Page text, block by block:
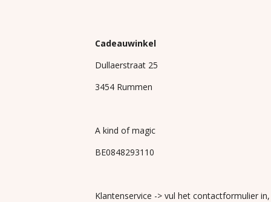
Cadeauwinkel
Dullaerstraat 25
3454 Rummen
A kind of magic
BE0848293110
Klantenservice -> vul het contactformulier in,